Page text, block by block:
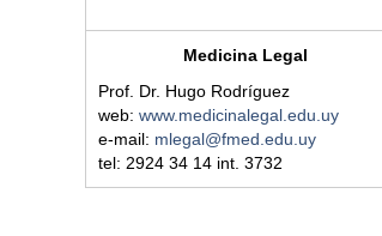
Medicina Legal
Prof. Dr. Hugo Rodríguez
web:www.medicinalegal.edu.uy
e-mail: mlegal@fmed.edu.uy
tel: 2924 34 14 int. 3732